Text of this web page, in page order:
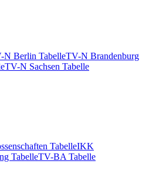
N Berlin TabelleTV-N Brandenburg
TV-N Sachsen Tabelle
TabelleIKK
TabelleTV-BA Tabelle